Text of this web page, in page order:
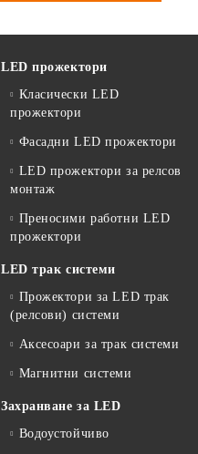
LED прожектори
Класически LED
прожектори
Фасадни LED прожектори
LED прожектори за релсов
монтаж
Преносими работни LED
прожектори
LED трак системи
Прожектори за LED трак
(релсови) системи
Аксесоари за трак системи
Магнитни системи
Захранване за LED
Водоустойчиво